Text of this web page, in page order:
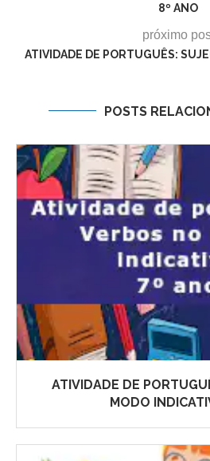
8º ANO
próximo
ATIVIDADE DE PORTUGUÊS:
POSTS
ATIVIDADE DE
MODO